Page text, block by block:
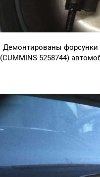
Демонтированы форсунки
(CUMMINS 5258744)